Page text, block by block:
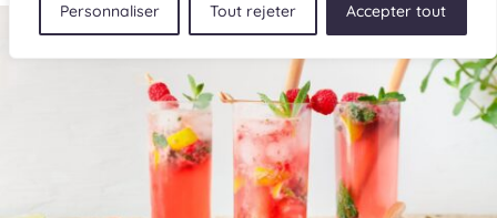
Personnaliser Tout rejeter Accepter tout
RECETTES
INGRÉDIENTS
LECTURES CULINAIRES
SOUMETTRE UNE RECETTE